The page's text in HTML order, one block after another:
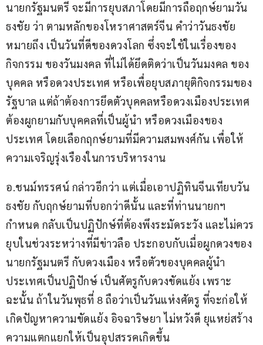
นายกรัฐมนตรี จะมีการยุบสภาโดยมีการถือฤกษ์ยามวัน
ธงชัย ว่า ตามหลักของโหราศาสตร์จีน คำว่าวันธงชัย
หมายถึง เป็นวันที่ดีของดวงโลก ซึ่งจะใช้ในเรื่องของ
กิจกรรม ของวันมงคล ที่ไม่ได้ยึดติดว่าเป็นวันมงคล ของ
บุคคล หรือดวงประเทศ หรือเพื่อยุบสภายุติกิจกรรมของ
รัฐบาล แต่ถ้าต้องการยึดตัวบุคคลหรือดวงเมืองประเทศ
ต้องผูกยามกับบุคคลที่เป็นผู้นำ หรือดวงเมืองของ
ประเทศ โดยเลือกฤกษ์ยามที่มีความสมพงศ์กัน เพื่อให้
ความเจริญรุ่งเรืองในการบริหารงาน
อ.ชนม์ทรรศน์ กล่าวอีกว่า แต่เมื่อเอาปฏิทินจีนเทียบวัน
ธงชัย กับฤกษ์ยามที่บอกว่าดีนั้น และที่ท่านนายกฯ
กำหนด กลับเป็นปฏิปักษ์ที่ต้องพึงระมัดระวัง และไม่ควร
ยุบในช่วงระหว่างที่มีข่าวลือ ประกอบกับเมื่อผูกดวงของ
นายกรัฐมนตรี กับดวงเมือง หรือตัวของบุคคลผู้นำ
ประเทศเป็นปฏิปักษ์ เป็นศัตรูกับดวงขัดแย้ง เพราะ
ฉะนั้น ถ้าในวันพุธที่ 8 ถือว่าเป็นวันแห่งศัตรู ที่จะก่อให้
เกิดปัญหาความขัดแย้ง อิจฉาริษยา ไม่หวังดี ยุแหย่สร้าง
ความแตกแยกให้เป็นอุปสรรคเกิดขึ้น